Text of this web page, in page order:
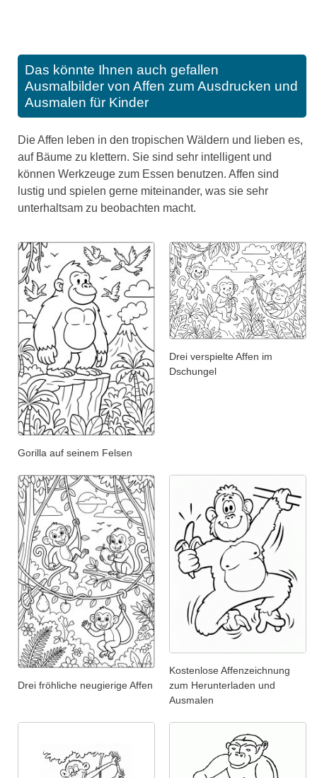
Das könnte Ihnen auch gefallen
Ausmalbilder von Affen zum Ausdrucken und
Ausmalen für Kinder
Die Affen leben in den tropischen Wäldern und lieben es,
auf Bäume zu klettern. Sie sind sehr intelligent und
können Werkzeuge zum Essen benutzen. Affen sind
lustig und spielen gerne miteinander, was sie sehr
unterhaltsam zu beobachten macht.
Gorilla auf seinem Felsen
Drei verspielte Affen im
Dschungel
Drei fröhliche neugierige Affen
Kostenlose Affenzeichnung
zum Herunterladen und
Ausmalen